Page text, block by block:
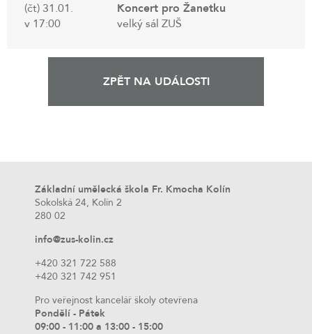
(čt) 31.01.
v 17:00
Koncert pro Žanetku
velký sál ZUŠ
ZPĚT NA UDÁLOSTI
Základní umělecká škola Fr. Kmocha Kolín
Sokolská 24, Kolín 2
280 02
info@zus-kolin.cz
+420 321 722 588
+420 321 742 951
Pro veřejnost kancelář školy otevřena
Pondělí - Pátek
09:00 - 11:00 a 13:00 - 15:00